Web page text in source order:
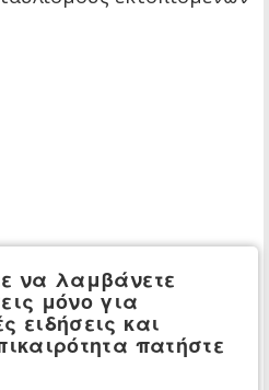
να λαμβάνετε
μόνο για
ειδήσεις και
πατήστε